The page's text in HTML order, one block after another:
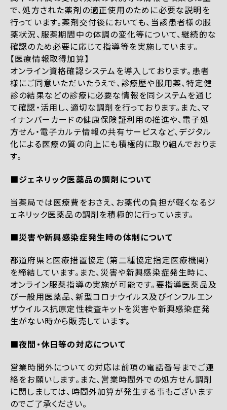
で、処方された薬剤の適正使用のために必要な説明を
行っています。薬剤交付後においても、当該患者様の服
薬状況、服薬期間中の体調の変化等について、継続的な
確認のため必要に応じて指導等を実施しています。
【医療情報取得加算】
オンライン資格確認システムを導入しております。患者
様にご同意いただいたうえで、診療歴や服用薬、特定健
診の結果などの診療に必要な情報を同システムを通じ
て確認・活用し、適切な調剤を行っております。また、マ
イナンバーカードの健康保険証利用の推進や、電子処
方せん・電子カルテ情報の共有サービスなど、デジタル
化による医療の質の向上にも積極的に取り組んでおりま
す。
■ジェネリック医薬品の調剤について
当薬局では医療費をおさえ、お薬代の負担が軽くなるジ
ェネリック医薬品の調剤を積極的に行っています。
■災害や新興感染症発生時の体制について
都道府県と医療措置協定（第二種協定指定医療機関）
を締結しています。また、災害や新興感染症発生時に、
オンライン服薬指導の実施が可能です。要指導医薬品及
び一般用医薬品、新型コロナウイルス及びインフルエン
ザウイルス抗原定性検査キットを災害や新興感染症発
生がない時から販売しています。
■夜間・休日等の対応について
営業時間外についての対応は前項の電話番号までご連
絡をお願いします。また、営業時間外での処方せん調剤
に関しましては、時間外加算が発生する事もございます
のでご了承ください。